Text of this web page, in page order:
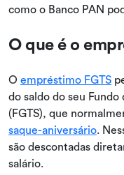
como o Banco PAN
O que é o
O empréstimo FGTS
do saldo do seu
(FGTS), que
saque-aniversário.
são descontadas
salário.